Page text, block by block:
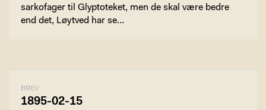
sarkofager til Glyptoteket, men de skal være bedre
end det, Løytved har se…
BREV
1895-02-15